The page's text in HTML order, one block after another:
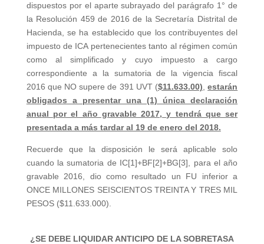
dispuestos por el aparte subrayado del parágrafo 1° de
la Resolución 459 de 2016 de la Secretaría Distrital de
Hacienda, se ha establecido que los contribuyentes del
impuesto de ICA pertenecientes tanto al régimen común
como al simplificado y cuyo impuesto a cargo
correspondiente a la sumatoria de la vigencia fiscal
2016 que NO supere de 391 UVT ($11.633.00) ,estarán
obligados a presentar una (1) única declaración
anual por el año gravable 2017, y tendrá que ser
presentada a más tardar al 19 de enero del 2018.
Recuerde que la disposición le será aplicable solo
cuando la sumatoria de IC[1]+BF[2]+BG[3] , para el año
gravable 2016, dio como resultado un FU inferior a
ONCE MILLONES SEISCIENTOS TREINTA Y TRES MIL
PESOS ($11.633.000).
¿SE DEBE LIQUIDAR ANTICIPO DE LA SOBRETASA